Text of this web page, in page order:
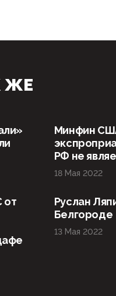
ЖЕ
Минфин
РФ не
18 Мая 2022
от
Руслан
Белгороде
13 Мая 2022